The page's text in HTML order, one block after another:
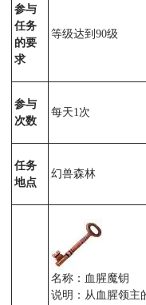
参与
任务
的要
求
等级达到90级
参与
次数
每天1次
任务
地点
幻兽森林
名称：血腥魔钥
说明：从血腥领主